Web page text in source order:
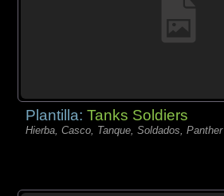
Plantilla:Tanks Soldiers
Hierba, Casco, Tanque, Soldados, Panther